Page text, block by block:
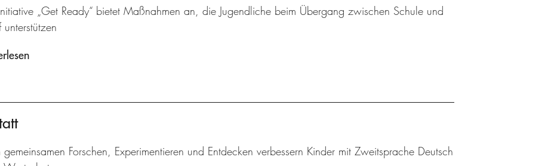
„Get Ready“ bietet Maßnahmen an, die Jugendliche beim Übergang zwischen Schule und
unterstützen
gemeinsamen Forschen, Experimentieren und Entdecken verbessern Kinder mit Zweitsprache Deutsch